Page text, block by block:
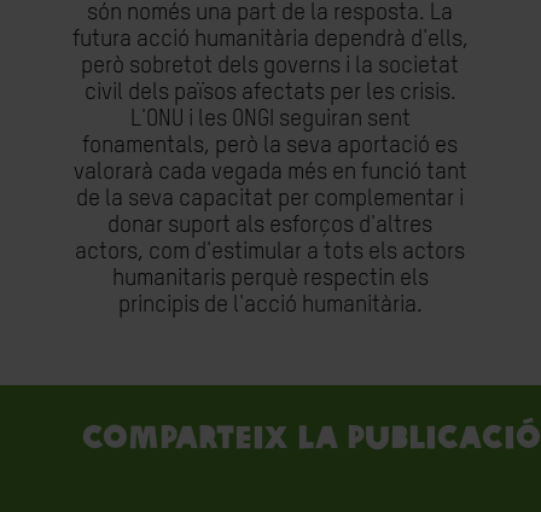
són només una part de la resposta. La
futura acció humanitària dependrà d'ells,
però sobretot dels governs i la societat
civil dels països afectats per les crisis.
L'ONU i les ONGI seguiran sent
fonamentals, però la seva aportació es
valorarà cada vegada més en funció tant
de la seva capacitat per complementar i
donar suport als esforços d'altres
actors, com d'estimular a tots els actors
humanitaris perquè respectin els
principis de l'acció humanitària.
Comparteix la publicació